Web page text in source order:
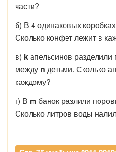
части?
б) В 4 одинаковых
Сколько конфет лежит в
в) kапельсинов разделили
между n детьми. Сколько
каждому?
г) В m банок разлили
Сколько литров воды